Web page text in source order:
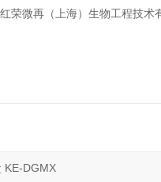
荣微再（上海）生物工程技术